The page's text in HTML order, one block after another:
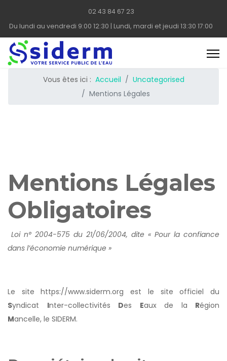
02 43 84 67 23
Du lundi au vendredi 9:00 12:30 | Lundi, mardi et jeudi 13:30 17:00
Vous êtes ici : Accueil
Uncategorised
Mentions Légales
Mentions Légales
Obligatoires
Loi n° 2004-575 du 21/06/2004, dite « Pour la confiance
dans l’économie numérique »
Le site https://www.siderm.org est le site officiel du
Syndicat Inter-collectivités Des Eaux de la Région
Mancelle, le SIDERM.